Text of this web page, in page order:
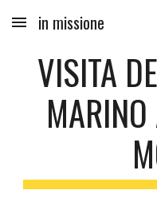
Skip to main content
in missione
VISITA